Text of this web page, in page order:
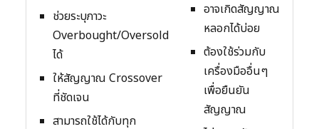
ช่วยระบุภาวะ
Overbought/Oversold
ได้
ให้สัญญาณ Crossover
ที่ชัดเจน
สามารถใช้ได้กับทุก
อาจเกิดสัญญาณ
หลอกได้บ่อย
ต้องใช้ร่วมกับ
เครื่องมืออื่นๆ
เพื่อยืนยัน
สัญญาณ